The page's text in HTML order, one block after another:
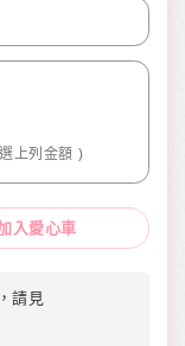
上列金額 )
入愛心車
請見